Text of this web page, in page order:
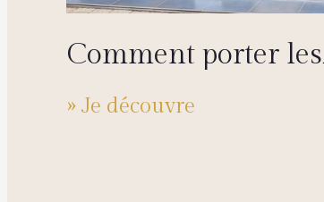
Comment porter les
saison ?
» Je découvre